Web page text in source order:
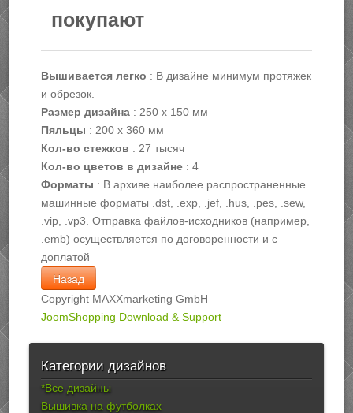
покупают
Вышивается легко : В дизайне минимум протяжек
и обрезок.
Размер дизайна: 250 х 150 мм
Пяльцы : 200 х 360 мм
Кол-во стежков : 27 тысяч
Кол-во цветов в дизайне: 4
Форматы : В архиве наиболее распространенные
машинные форматы .dst, .exp, .jef, .hus, .pes, .sew,
.vip, .vp3. Отправка файлов-исходников (например,
.emb) осуществляется по договоренности и с
доплатой
Copyright MAXXmarketing GmbH
JoomShopping Download & Support
Категории дизайнов
*Все дизайны
Вышивка на футболках